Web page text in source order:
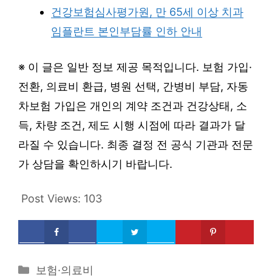
건강보험심사평가원, 만 65세 이상 치과
임플란트 본인부담률 인하 안내
※ 이 글은 일반 정보 제공 목적입니다. 보험 가입·
전환, 의료비 환급, 병원 선택, 간병비 부담, 자동
차보험 가입은 개인의 계약 조건과 건강상태, 소
득, 차량 조건, 제도 시행 시점에 따라 결과가 달
라질 수 있습니다. 최종 결정 전 공식 기관과 전문
가 상담을 확인하시기 바랍니다.
Post Views: 103
Categories
보험·의료비